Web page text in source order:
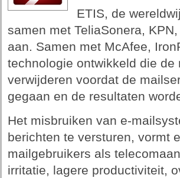
ETIS, de
samen met TeliaSonera,
aan. Samen met McAfee,
technologie ontwikkeld die
verwijderen voordat de
gegaan en de resultaten
Het misbruiken van e-
berichten te versturen, vormt
mailgebruikers als
irritatie, lagere productiviteit,